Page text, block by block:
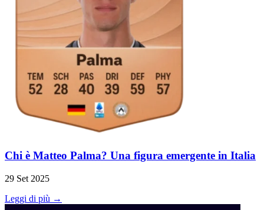
Chi è Matteo Palma? Una figura emergente in Italia
29 Set 2025
Leggi di più →